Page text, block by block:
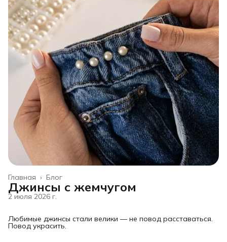
Блог
Главная ›
Джинсы с жемчугом
2 июля 2026 г.
Любимые джинсы стали велики — не повод расставаться.
Повод украсить.